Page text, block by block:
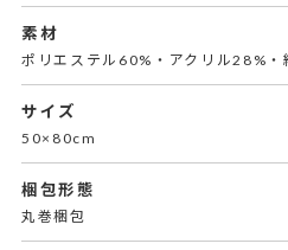
素材
ポリエステル60%・アクリル28%
サイズ
50×80cm
梱包形態
丸巻梱包